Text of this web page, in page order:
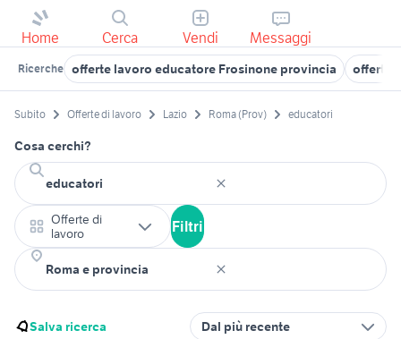
Home Cerca Vendi Messaggi
Ricerche offerte lavoro educatore Frosinone provincia offerte
Subito Offerte di lavoro Lazio Roma (Prov) educatori
Cosa cerchi?
Offerte di
lavoro
Filtri
Salva ricerca Dal più recente